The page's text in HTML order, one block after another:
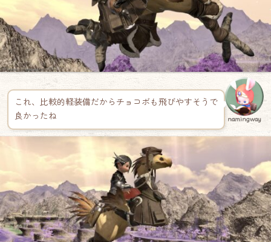
これ、比較的軽装備だからチョコボも飛びやすそうで
良かったね
namingway